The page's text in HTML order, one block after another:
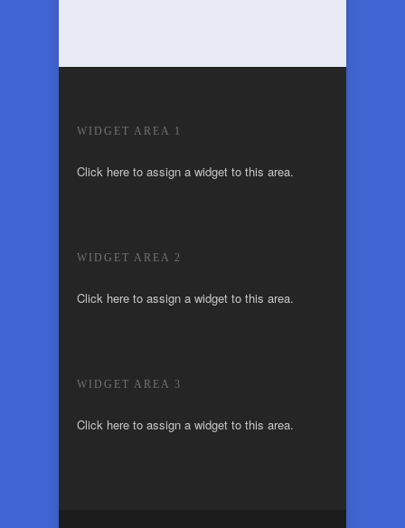
WIDGET AREA 1
Click here to assign a widget to this area.
WIDGET AREA 2
Click here to assign a widget to this area.
WIDGET AREA 3
Click here to assign a widget to this area.